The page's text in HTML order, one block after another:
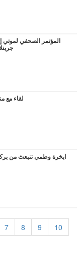
المؤتمر الصحفي لموتي
جرينلاند (11
لقاء مع
7 8 9
10